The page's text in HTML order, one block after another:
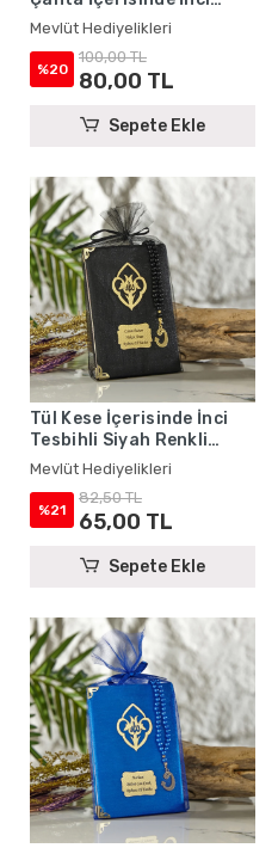
Tesbihli Gri Renkli Şantuk
Yasin Kitabı Seti - Mevlüt
Hediyelikleri
Mevlüt Hediyelikleri
%20
100,00 TL
80,00 TL
Sepete Ekle
Tül Kese İçerisinde İnci
Tesbihli Siyah Renkli
Şantuk Yasin Kitabı Seti -
Mevlüt Hediyelikleri
Mevlüt Hediyelikleri
%21
82,50 TL
65,00 TL
Sepete Ekle